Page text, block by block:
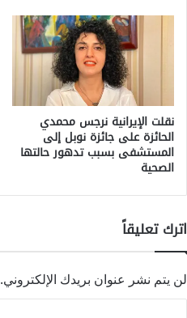
نقلت الإيرانية نرجس محمدي
الحائزة على جائزة نوبل إلى
المستشفى بسبب تدهور حالتها
الصحية
اترك تعليقاً
لن يتم نشر عنوان بريدك الإلكتروني.